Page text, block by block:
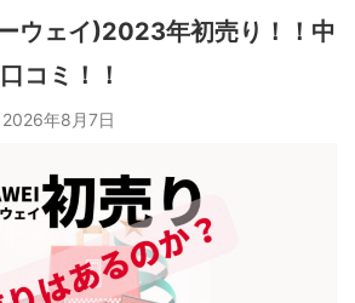
ウェイ)2023年初売り！！中
コミ！！
2026年8月7日